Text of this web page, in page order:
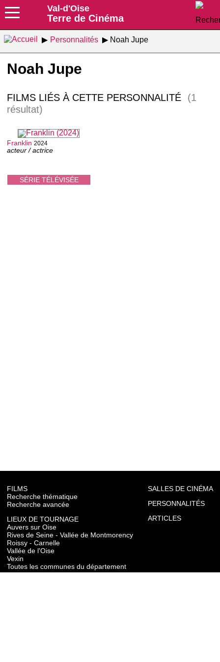
Val-d'Oise
Terre de Cinéma
Personnalités Noah Jupe
Noah Jupe
FILMS LIÉS À CETTE PERSONNALITÉ
(1
résultat)
SÉRIE TÉLÉVISÉE
Franklin 2024
acteur / actrice
FILMS
Recherche thématique
Recherche avancée
LIEUX DE TOURNAGE
Auvers sur Oise
Rives de Seine - Vallée de Montmorency
Roissy - Carnelle
Vallée de l'Oise
Vexin
Toutes les communes du département
SALLES DE CINÉMA
PERSONNALITÉS
ARTICLES